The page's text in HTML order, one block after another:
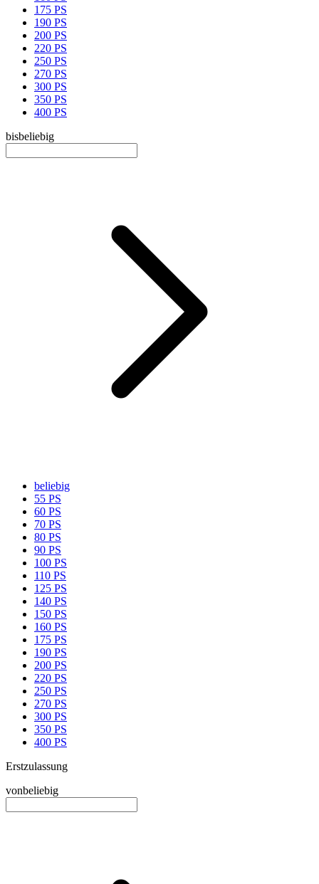
175 PS
190 PS
200 PS
220 PS
250 PS
270 PS
300 PS
350 PS
400 PS
bisbeliebig
beliebig
55 PS
60 PS
70 PS
80 PS
90 PS
100 PS
110 PS
125 PS
140 PS
150 PS
160 PS
175 PS
190 PS
200 PS
220 PS
250 PS
270 PS
300 PS
350 PS
400 PS
Erstzulassung
vonbeliebig